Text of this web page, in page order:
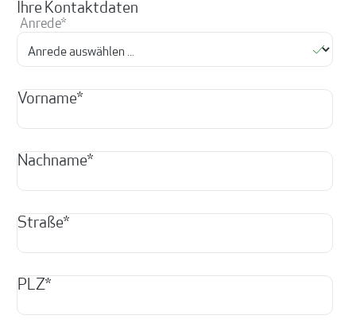
Ihre Kontaktdaten
Anrede*
Vorname*
Nachname*
Straße*
PLZ*